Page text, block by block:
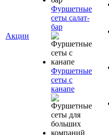
Акции
Фуршетные
сеты салат-
бар
Фуршетные
сеты с
канапе